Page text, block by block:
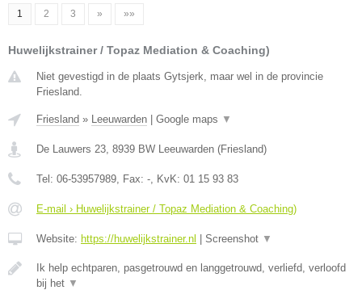
1 2 3 » »»
Huwelijkstrainer / Topaz Mediation & Coaching)
Niet gevestigd in de plaats Gytsjerk, maar wel in de provincie
Friesland.
Friesland » Leeuwarden Google maps ▼
De Lauwers 23, 8939 BW Leeuwarden (Friesland)
Tel: 06-53957989, Fax: -, KvK: 01 15 93 83
E-mail › Huwelijkstrainer / Topaz Mediation & Coaching)
Website: https://huwelijkstrainer.nl Screenshot ▼
Ik help echtparen, pasgetrouwd en langgetrouwd, verliefd, verloofd
bij het ▼